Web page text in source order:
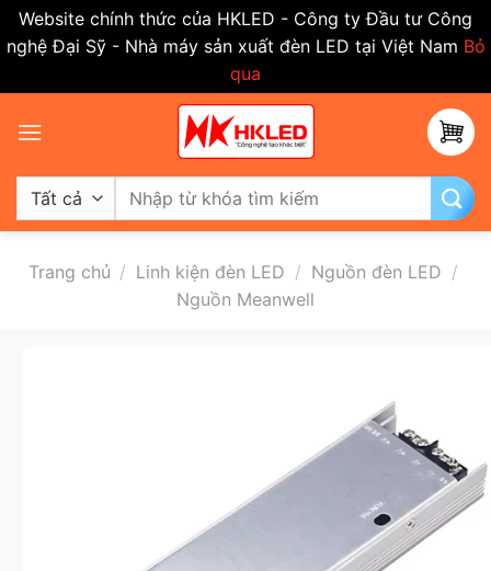
Website chính thức của HKLED - Công ty Đầu tư Công
nghệ Đại Sỹ - Nhà máy sản xuất đèn LED tại Việt Nam Bỏ
qua
qua
dung
Tìm
kiếm:
Trang chủ / Linh kiện đèn LED / Nguồn đèn LED /
Nguồn Meanwell